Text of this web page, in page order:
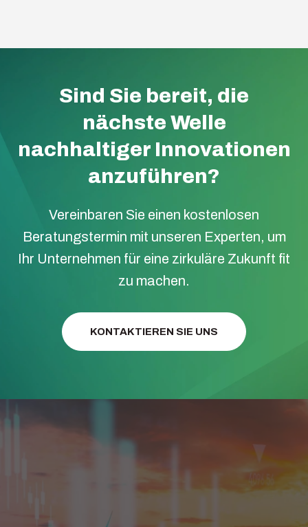
Sind Sie bereit, die
nächste Welle
nachhaltiger Innovationen
anzuführen?
Vereinbaren Sie einen kostenlosen
Beratungstermin mit unseren Experten, um
Ihr Unternehmen für eine zirkuläre Zukunft fit
zu machen.
KONTAKTIEREN SIE UNS